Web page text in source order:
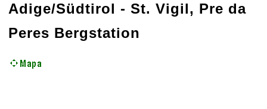
Adige/Südtirol - St. Vigil, Pre da
Peres Bergstation